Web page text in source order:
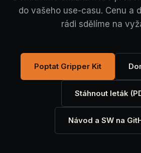
do vašeho use-casu. Cenu a
rádi sdělíme na
Poptat Gripper Kit
Stáhnout leták
Návod a SW na